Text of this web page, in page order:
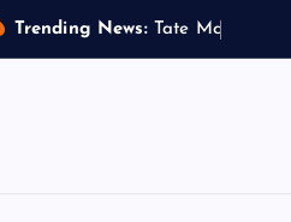
Trending News: Tate Mc